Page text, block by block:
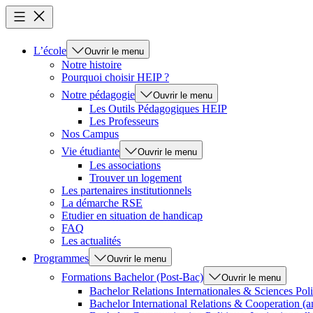
L’école Ouvrir le menu
Notre histoire
Pourquoi choisir HEIP ?
Notre pédagogie
Ouvrir le menu
Les Outils Pédagogiques HEIP
Les Professeurs
Nos Campus
Vie étudiante
Ouvrir le menu
Les associations
Trouver un logement
Les partenaires institutionnels
La démarche RSE
Etudier en situation de handicap
FAQ
Les actualités
Programmes
Ouvrir le menu
Formations Bachelor (Post-Bac) Ouvrir le menu
Bachelor Relations Internationales & Sciences
Bachelor International Relations & Cooperation